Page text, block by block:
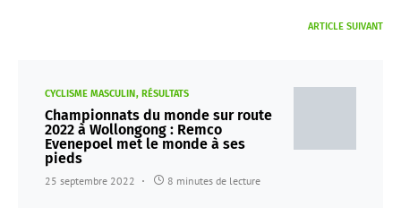
ARTICLE SUIVANT
CYCLISME MASCULIN RÉSULTATS
Championnats du monde sur route
2022 à Wollongong : Remco
Evenepoel met le monde à ses
pieds
25 septembre 2022 8 minutes de lecture